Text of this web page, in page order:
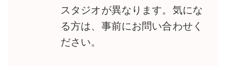
スタジオが異なります。気にな
る方は、事前にお問い合わせく
ださい。